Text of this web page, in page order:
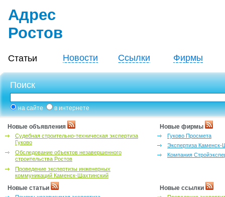
Адрес
Ростов
Статьи Новости Ссылки Фирмы
Поиск
на сайте в интернете
Новые объявления
Судебная строительно-техническая экспертиза
Гуково
Обследование объектов незавершенного
строительства Ростов
Проведение экспертизы инженерных
коммуникаций Каменск-Шахтинский
Новые фирмы
Гуково Просмета
Экспертиза Каменск-
Компания
Новые статьи Новые ссылки